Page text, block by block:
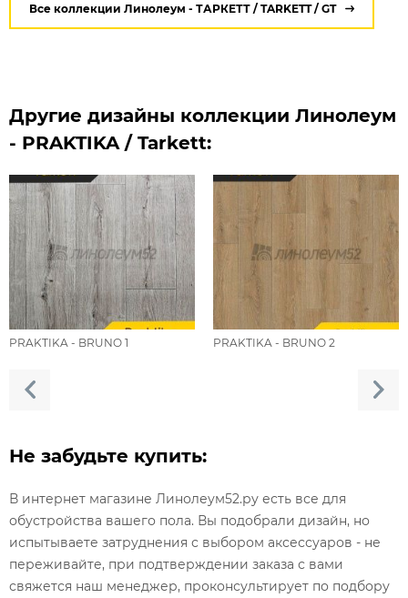
Все коллекции Линолеум - ТАРКЕТТ / TARKETT / GT
Другие дизайны коллекции Линолеум
- PRAKTIKA / Tarkett:
PRAKTIKA - BRUNO 1 PRAKTIKA - BRUNO 2
Не забудьте купить:
В интернет магазине Линолеум52.ру есть все для
обустройства вашего пола. Вы подобрали дизайн, но
испытываете затруднения с выбором аксессуаров - не
переживайте, при подтверждении заказа с вами
свяжется наш менеджер, проконсультирует по подбору